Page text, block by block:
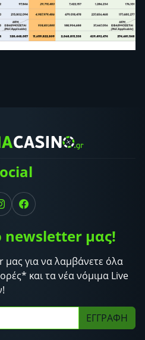
newsletter μας!
μας για να λαμβάνετε όλα
και τα νέα νόμιμα Live
ΕΓΓΡΑΦΗ